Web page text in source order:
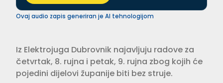
Ovaj audio zapis generiran je AI tehnologijom
Iz Elektrojuga Dubrovnik najavljuju radove za
četvrtak, 8. rujna i petak, 9. rujna zbog kojih će
pojedini dijelovi županije biti bez struje.